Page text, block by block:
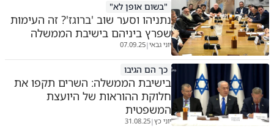
"בשום אופן לא"
נתניהו וסער שוב 'ברוגז'? זה העימות
שפרץ ביניהם בישיבת הממשלה
יוני גבאי|
07.09.25
כך הם הגיבו
בישיבת הממשלה: השרים תקפו את
חלוקת ההוראות של היועצת
המשפטית
יוני כץ|
31.08.25